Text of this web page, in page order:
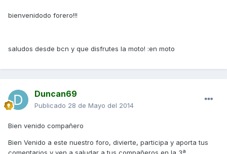
bienvenidodo forero!!!
saludos desde bcn y que disfrutes la moto! :en moto
Duncan69
Publicado 28 de Mayo del 2014
Bien venido compañero
Bien Venido a este nuestro foro, divierte, participa y aporta tus